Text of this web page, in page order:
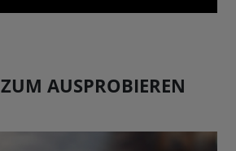
ZUM AUSPROBIEREN